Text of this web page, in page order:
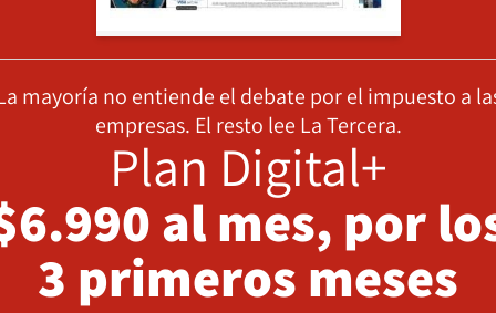
mayoría no entiende el debate por el impuesto a
empresas. El resto lee La Tercera.
Plan Digital+
al mes, por
3 primeros meses